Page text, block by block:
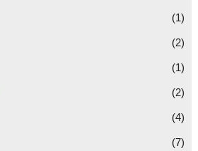
(1)
(2)
(1)
(2)
(4)
(7)